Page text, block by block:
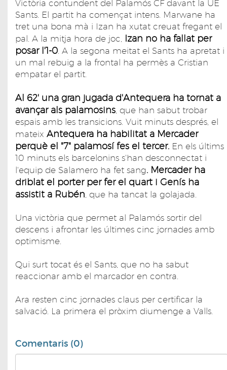
Victòria contundent del Palamós CF davant la UE
Sants. El partit ha començat intens. Marwane ha
tret una bona mà i Izan ha xutat creuat fregant el
pal. A la mitja hora de joc, Izan no ha fallat per
posar l'1-0 . A la segona meitat el Sants ha apretat i
un mal rebuig a la frontal ha permès a Cristian
empatar el partit.
Al 62' una gran jugada d'Antequera ha tornat a
avançar als palamosins , que han sabut trobar
espais amb les transicions. Vuit minuts després, el
mateix Antequera ha habilitat a Mercader
perquè el "7" palamosí fes el tercer. En els últims
10 minuts els barcelonins s'han desconnectat i
l'equip de Salamero ha fet sang. Mercader ha
driblat el porter per fer el quart i Genís ha
assistit a Rubén , que ha tancat la golajada.
Una victòria que permet al Palamós sortir del
descens i afrontar les últimes cinc jornades amb
optimisme.
Qui surt tocat és el Sants, que no ha sabut
reaccionar amb el marcador en contra.
Ara resten cinc jornades claus per certificar la
salvació. La primera el pròxim diumenge a Valls.
Comentaris (0)